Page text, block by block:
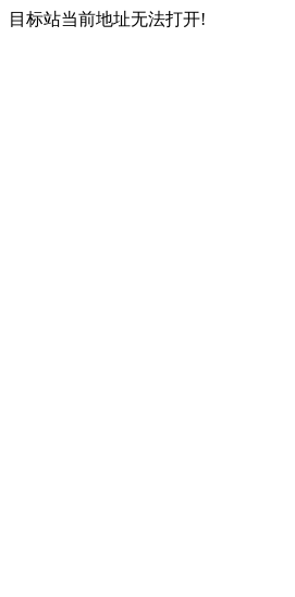
目标站当前地址无法打开!